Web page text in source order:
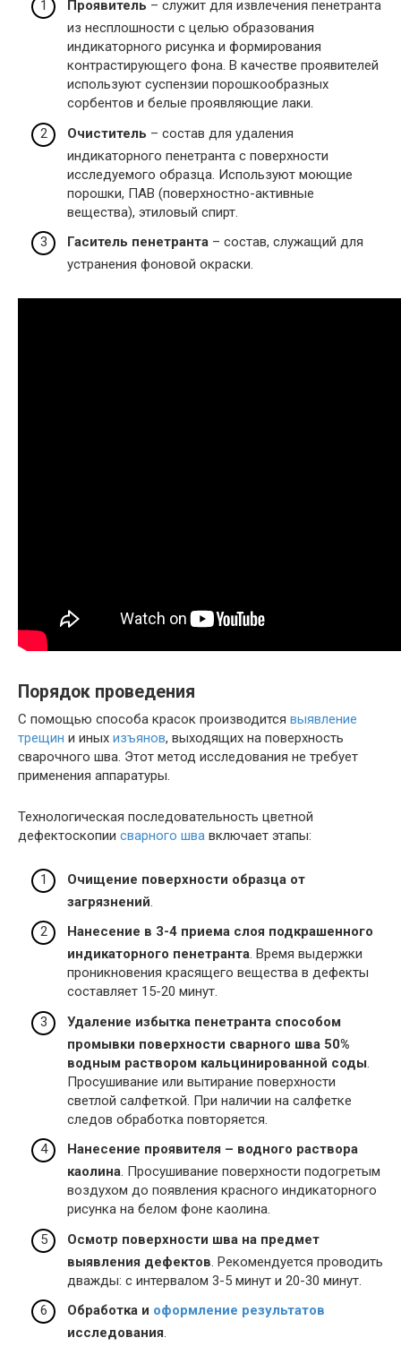
Проявитель – служит для извлечения пенетранта
из несплошности с целью образования
индикаторного рисунка и формирования
контрастирующего фона. В качестве проявителей
используют суспензии порошкообразных
сорбентов и белые проявляющие лаки.
Очиститель – состав для удаления
индикаторного пенетранта с поверхности
исследуемого образца. Используют моющие
порошки, ПАВ (поверхностно-активные
вещества), этиловый спирт.
Гаситель пенетранта – состав, служащий для
устранения фоновой окраски.
Порядок проведения
С помощью способа красок производится выявление
трещин и иных изъянов, выходящих на поверхность
сварочного шва. Этот метод исследования не требует
применения аппаратуры.
Технологическая последовательность цветной
дефектоскопии сварного шва включает этапы:
Очищение поверхности образца от
загрязнений
Нанесение в 3-4 приема слоя подкрашенного
индикаторного пенетранта. Время выдержки
проникновения красящего вещества в дефекты
составляет 15-20 минут.
Удаление избытка пенетранта способом
промывки поверхности сварного шва 50%
водным раствором кальцинированной соды
Просушивание или вытирание поверхности
светлой салфеткой. При наличии на салфетке
следов обработка повторяется.
Нанесение проявителя – водного раствора
каолина. Просушивание поверхности подогретым
воздухом до появления красного индикаторного
рисунка на белом фоне каолина.
Осмотр поверхности шва на предмет
выявления дефектов . Рекомендуется проводить
дважды: с интервалом 3-5 минут и 20-30 минут.
Обработка и оформление результатов
исследования.